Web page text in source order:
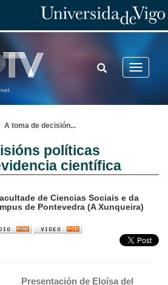
Toggle
TOGGLE
SEARCH
A toma de decisión...
políticas
científica
de Ciencias Sociais e da
de Pontevedra (A Xunqueira)
Presentación de Eloísa del